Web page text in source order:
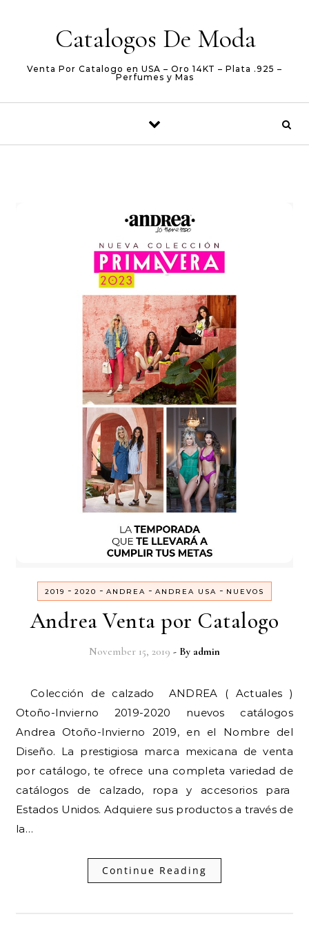
Catalogos De Moda
Venta Por Catalogo en USA – Oro 14KT – Plata .925 –
Perfumes y Mas
2019 - 2020 - ANDREA - ANDREA USA - NUEVOS
Andrea Venta por Catalogo
November 15, 2019 - By admin
Colección de calzado ANDREA ( Actuales )
Otoño-Invierno 2019-2020 nuevos catálogos
Andrea Otoño-Invierno 2019, en el Nombre del
Diseño. La prestigiosa marca mexicana de venta
por catálogo, te ofrece una completa variedad de
catálogos de calzado, ropa y accesorios para
Estados Unidos. Adquiere sus productos a través de
la…
Continue Reading